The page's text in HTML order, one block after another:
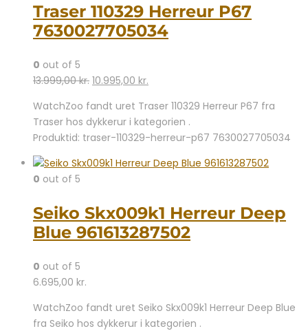
Traser 110329 Herreur P67
7630027705034
0 out of 5
13.999,00kr. Den
pris
var:
13.999,00 kr..
10.995,00 kr.
pris
er:
10.995,00 kr..
WatchZoo fandt uret Traser 110329 Herreur P67 fra
Traser hos dykkerur i kategorien .
Produktid: traser-110329-herreur-p67 7630027705034
0 out of 5
Seiko Skx009k1 Herreur Deep
Blue 961613287502
0 out of 5
6.695,00 kr.
WatchZoo fandt uret Seiko Skx009k1 Herreur Deep Blue
fra Seiko hos dykkerur i kategorien .